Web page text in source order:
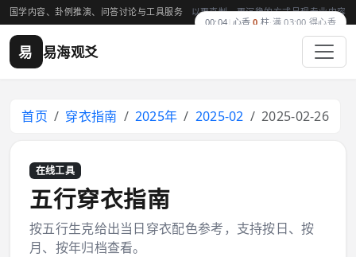
国学内容、卦例推演、问答讨论与工具服务 以更克制、更沉稳的方式呈现专业内容
易 易海观爻
首页 穿衣指南 2025年 2025-02 2025-02-26
在线工具
五行穿衣指南
按五行生克给出当日穿衣配色参考，支持按日、按
月、按年归档查看。
00:04 心香0 柱· 满 03:00 得心香